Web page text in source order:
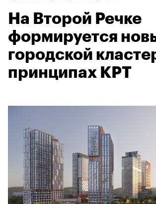
На Второй Речке
формируется
городской
принципах КРТ